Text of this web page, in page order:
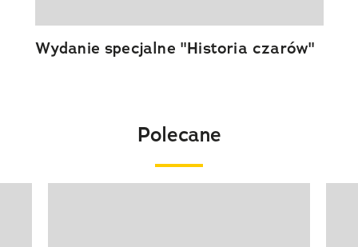
Wydanie specjalne "Historia czarów"
Polecane